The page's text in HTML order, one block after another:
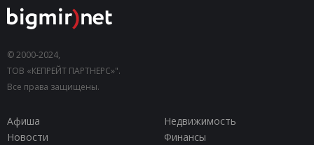
© 2000-2024,
ТОВ «КЕПРЕЙТ ПАРТНЕРС»".
Все права защищены.
Афиша
Недвижимость
Новости
Финансы